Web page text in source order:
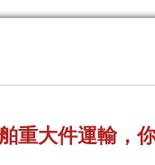
大件運輸，你想